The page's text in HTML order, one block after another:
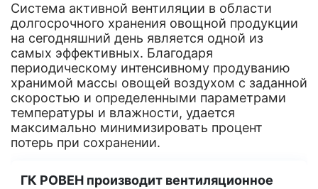
Система активной вентиляции в области
долгосрочного хранения овощной продукции
на сегодняшний день является одной из
самых эффективных. Благодаря
периодическому интенсивному продуванию
хранимой массы овощей воздухом с заданной
скоростью и определенными параметрами
температуры и влажности, удается
максимально минимизировать процент
потерь при сохранении.
ГК РОВЕН производит вентиляционное